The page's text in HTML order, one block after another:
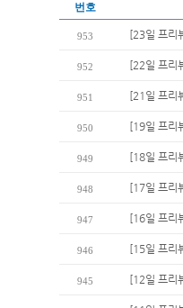
번호
953 [23일 프리
952 [22일 프리
951 [21일 프리
950 [19일 프리
949 [18일 프리
948 [17일 프리
947 [16일 프리
946 [15일 프리
945 [12일 프리